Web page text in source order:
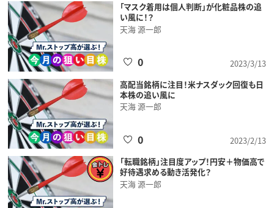
「マスク着用は個人判断」が化粧品株の追
い風に！？
天海 源一郎
2023/3/13
0
高配当銘柄に注目！米ナスダック回復も日
本株の追い風に
天海 源一郎
2023/2/13
0
「転職銘柄」注目度アップ！円安＋物価高で
好待遇求める動き活発化？
天海 源一郎